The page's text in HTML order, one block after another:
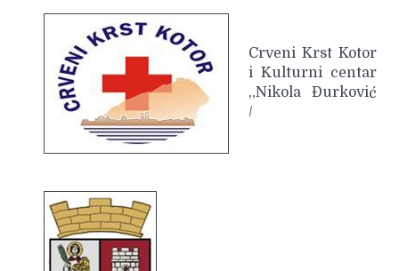
Crveni Krst Kotor
i Kulturni centar
,,Nikola Đurković
/